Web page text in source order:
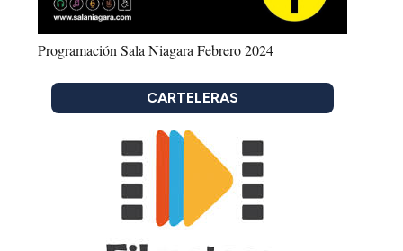
Programación Sala Niagara Febrero 2024
CARTELERAS